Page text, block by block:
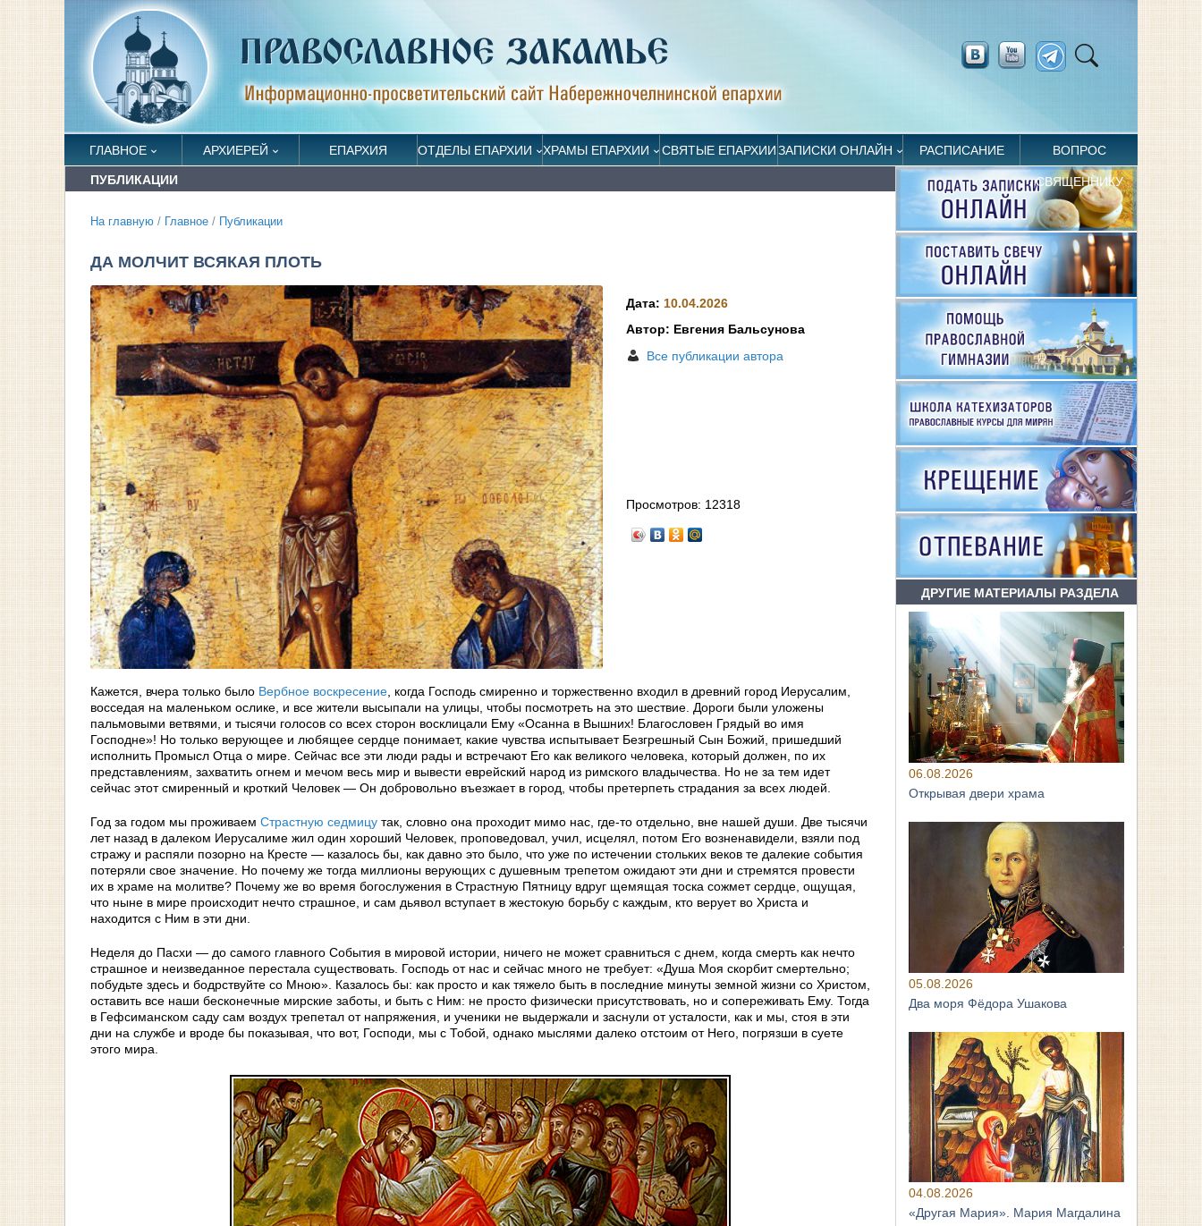
ГЛАВНОЕ АРХИЕРЕЙ ЕПАРХИЯ ОТДЕЛЫ ЕПАРХИИ ХРАМЫ ЕПАРХИИ СВЯТЫЕ ЕПАРХИИЗАПИСКИ ОНЛАЙН РАСПИСАНИЕ ВОПРОС
СВЯЩЕННИКУ
ПУБЛИКАЦИИ
На главную / Главное / Публикации
ДА МОЛЧИТ ВСЯКАЯ ПЛОТЬ
Дата: 10.04.2026
Автор: Евгения Бальсунова
Все публикации автора
Просмотров: 12318
Кажется, вчера только было Вербное воскресение, когда Господь смиренно и торжественно входил в древний город Иерусалим,
восседая на маленьком ослике, и все жители высыпали на улицы, чтобы посмотреть на это шествие. Дороги были уложены
пальмовыми ветвями, и тысячи голосов со всех сторон восклицали Ему «Осанна в Вышних! Благословен Грядый во имя
Господне»! Но только верующее и любящее сердце понимает, какие чувства испытывает Безгрешный Сын Божий, пришедший
исполнить Промысл Отца о мире. Сейчас все эти люди рады и встречают Его как великого человека, который должен, по их
представлениям, захватить огнем и мечом весь мир и вывести еврейский народ из римского владычества. Но не за тем идет
сейчас этот смиренный и кроткий Человек — Он добровольно въезжает в город, чтобы претерпеть страдания за всех людей.
Год за годом мы проживаем Страстную седмицу так, словно она проходит мимо нас, где-то отдельно, вне нашей души. Две тысячи
лет назад в далеком Иерусалиме жил один хороший Человек, проповедовал, учил, исцелял, потом Его возненавидели, взяли под
стражу и распяли позорно на Кресте — казалось бы, как давно это было, что уже по истечении стольких веков те далекие события
потеряли свое значение. Но почему же тогда миллионы верующих с душевным трепетом ожидают эти дни и стремятся провести
их в храме на молитве? Почему же во время богослужения в Страстную Пятницу вдруг щемящая тоска сожмет сердце, ощущая,
что ныне в мире происходит нечто страшное, и сам дьявол вступает в жестокую борьбу с каждым, кто верует во Христа и
находится с Ним в эти дни.
Неделя до Пасхи — до самого главного События в мировой истории, ничего не может сравниться с днем, когда смерть как нечто
страшное и неизведанное перестала существовать. Господь от нас и сейчас много не требует: «Душа Моя скорбит смертельно;
побудьте здесь и бодрствуйте со Мною». Казалось бы: как просто и как тяжело быть в последние минуты земной жизни со Христом,
оставить все наши бесконечные мирские заботы, и быть с Ним: не просто физически присутствовать, но и сопереживать Ему. Тогда
в Гефсиманском саду сам воздух трепетал от напряжения, и ученики не выдержали и заснули от усталости, как и мы, стоя в эти
дни на службе и вроде бы показывая, что вот, Господи, мы с Тобой, однако мыслями далеко отстоим от Него, погрязши в суете
этого мира.
ДРУГИЕ МАТЕРИАЛЫ РАЗДЕЛА
06.08.2026
Открывая двери храма
05.08.2026
Два моря Фёдора Ушакова
04.08.2026
«Другая Мария». Мария Магдалина